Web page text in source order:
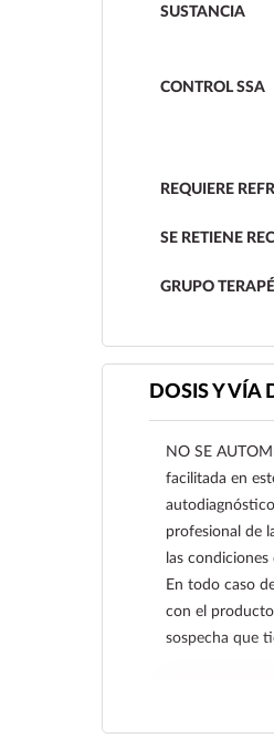
SUSTANCIA
CONTROL SSA
REQUIERE
SE RETIENE
GRUPO
DOSIS Y VÍA
NO SE
facilitada en
profesional de
las
En todo caso
con el
sospecha que